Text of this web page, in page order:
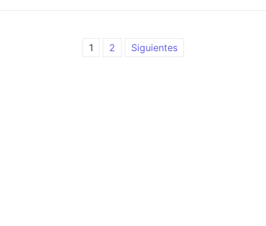
1 2 Siguientes